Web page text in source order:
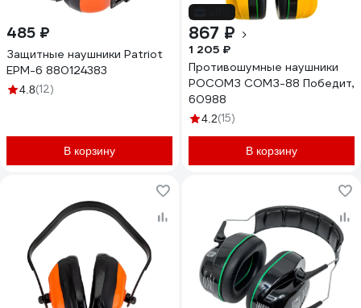
485 ₽
Защитные наушники Patriot
EPM-6 880124383
4.8(12)
В корзину
867 ₽
1 205 ₽
Противошумные наушники
РОСОМЗ СОМЗ-88 Победит,
60988
4.2(15)
В корзину